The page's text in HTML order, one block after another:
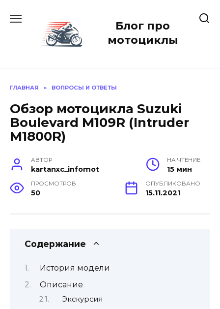
содержанию
Блог про
мотоциклы
ГЛАВНАЯ » ВОПРОСЫ И ОТВЕТЫ
Обзор мотоцикла Suzuki
Boulevard M109R (Intruder
M1800R)
АВТОР
kartanxc_infomot
НА ЧТЕНИЕ
15 мин
ПРОСМОТРОВ
50
ОПУБЛИКОВАНО
15.11.2021
Содержание
История модели
Описание
Экскурсия